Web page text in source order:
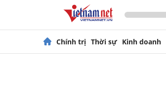
Chính trị Thời sự Kinh doanh